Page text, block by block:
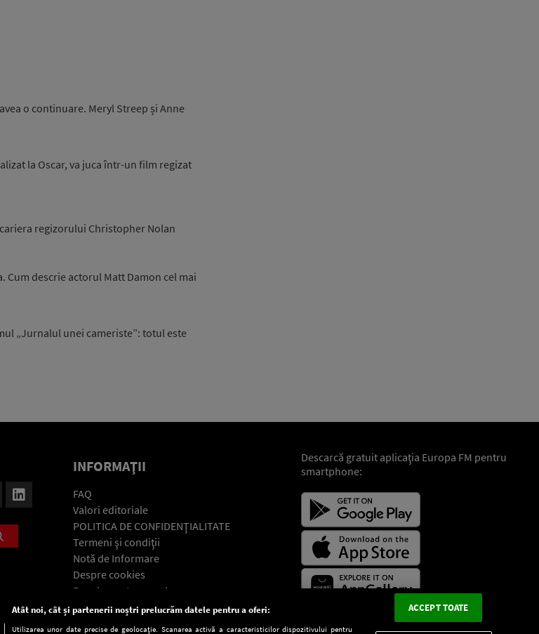
o continuare. Meryl Streep și Anne
la Oscar, va juca într-un film regizat
regizorului Christopher Nolan
Cum descrie actorul Matt Damon cel mai
„Jurnalul unei cameriste”: totul este
INFORMAŢII
FAQ
Valori editoriale
POLITICA DE CONFIDENŢIALITATE
Termeni şi condiţii
Notă de Informare
Despre cookies
Regulament general
GDPR
Descarcă gratuit aplicaţia Europa FM pentru
smartphone:
Atât noi, cât și partenerii noștri prelucrăm datele pentru a oferi:
Utilizarea unor date precise de geolocație. Scanarea activă a caracteristicilor dispozitivului pentru
ACCEPT TOATE